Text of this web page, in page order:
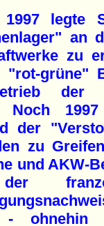
1997 legte
an
zu
"rot-grüne"
der
Noch
der
zu
und AKW-
- ohnehin